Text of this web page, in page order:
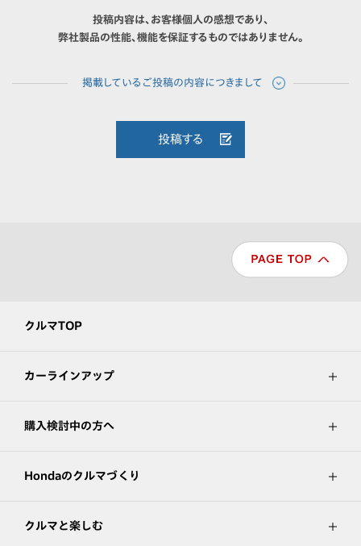
投稿内容は、お客様個人の感想であり、
弊社製品の性能、機能を保証するものではありません。
投稿する
クルマTOP
カーラインアップ
購入検討中の方へ
Hondaのクルマづくり
クルマと楽しむ